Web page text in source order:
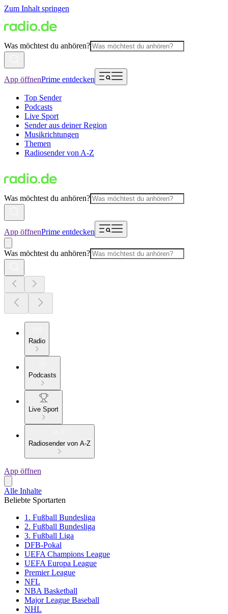
Zum Inhalt springen
Was möchtest du anhören?
App öffnenPrime entdecken
Top Sender
Podcasts
Live Sport
Sender aus deiner Region
Musikrichtungen
Themen
Radiosender von A-Z
Was möchtest du anhören?
App öffnenPrime entdecken
Was möchtest du anhören?
Radio
Podcasts
Live Sport
Radiosender von A-Z
App öffnen
Alle Inhalte
Beliebte Sportarten
1. Fußball Bundesliga
2. Fußball Bundesliga
3. Fußball Liga
DFB-Pokal
UEFA Champions League
UEFA Europa League
Premier League
NFL
NBA Basketball
Major League Baseball
NHL